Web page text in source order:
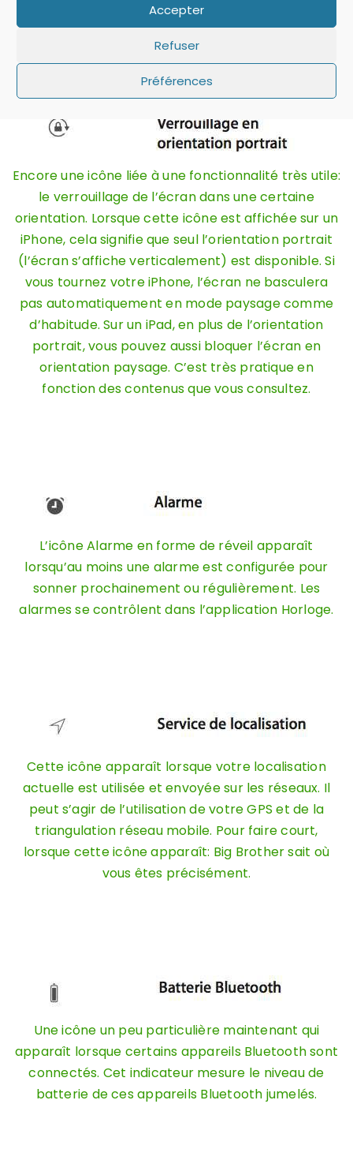
Accepter
Refuser
Préférences
renvoi d’appel.
Encore une icône liée à une fonctionnalité très utile:
le verrouillage de l’écran dans une certaine
orientation. Lorsque cette icône est affichée sur un
iPhone, cela signifie que seul l’orientation portrait
(l’écran s’affiche verticalement) est disponible. Si
vous tournez votre iPhone, l’écran ne basculera
pas automatiquement en mode paysage comme
d’habitude. Sur un iPad, en plus de l’orientation
portrait, vous pouvez aussi bloquer l’écran en
orientation paysage. C’est très pratique en
fonction des contenus que vous consultez.
L’icône Alarme en forme de réveil apparaît
lorsqu’au moins une alarme est configurée pour
sonner prochainement ou régulièrement. Les
alarmes se contrôlent dans l’application Horloge.
Cette icône apparaît lorsque votre localisation
actuelle est utilisée et envoyée sur les réseaux. Il
peut s’agir de l’utilisation de votre GPS et de la
triangulation réseau mobile. Pour faire court,
lorsque cette icône apparaît: Big Brother sait où
vous êtes précisément.
Une icône un peu particulière maintenant qui
apparaît lorsque certains appareils Bluetooth sont
connectés. Cet indicateur mesure le niveau de
batterie de ces appareils Bluetooth jumelés.